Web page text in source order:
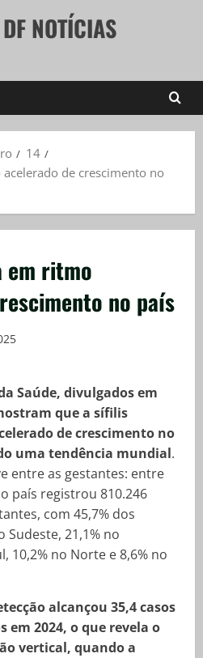
NOTÍCIAS
14
de crescimento no
em ritmo
no país
Saúde, divulgados em
que a sífilis
de crescimento no
uma tendência mundial.
entre as gestantes: entre
país registrou 810.246
com 45,7% dos
Sudeste, 21,1% no
10,2% no Norte e 8,6% no
alcançou 35,4 casos
em 2024, o que revela o
vertical, quando a